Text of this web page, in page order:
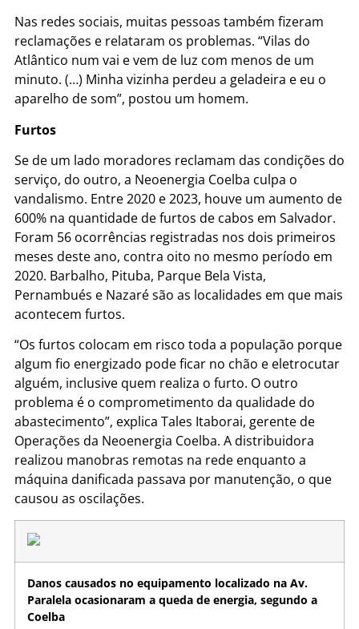
Nas redes sociais, muitas pessoas também fizeram
reclamações e relataram os problemas. “Vilas do
Atlântico num vai e vem de luz com menos de um
minuto. (…) Minha vizinha perdeu a geladeira e eu o
aparelho de som”, postou um homem.
Furtos
Se de um lado moradores reclamam das condições do
serviço, do outro, a Neoenergia Coelba culpa o
vandalismo. Entre 2020 e 2023, houve um aumento de
600% na quantidade de furtos de cabos em Salvador.
Foram 56 ocorrências registradas nos dois primeiros
meses deste ano, contra oito no mesmo período em
2020. Barbalho, Pituba, Parque Bela Vista,
Pernambués e Nazaré são as localidades em que mais
acontecem furtos.
“Os furtos colocam em risco toda a população porque
algum fio energizado pode ficar no chão e eletrocutar
alguém, inclusive quem realiza o furto. O outro
problema é o comprometimento da qualidade do
abastecimento”, explica Tales Itaborai, gerente de
Operações da Neoenergia Coelba. A distribuidora
realizou manobras remotas na rede enquanto a
máquina danificada passava por manutenção, o que
causou as oscilações.
Danos causados no equipamento localizado na Av.
Paralela ocasionaram a queda de energia, segundo a
Coelba